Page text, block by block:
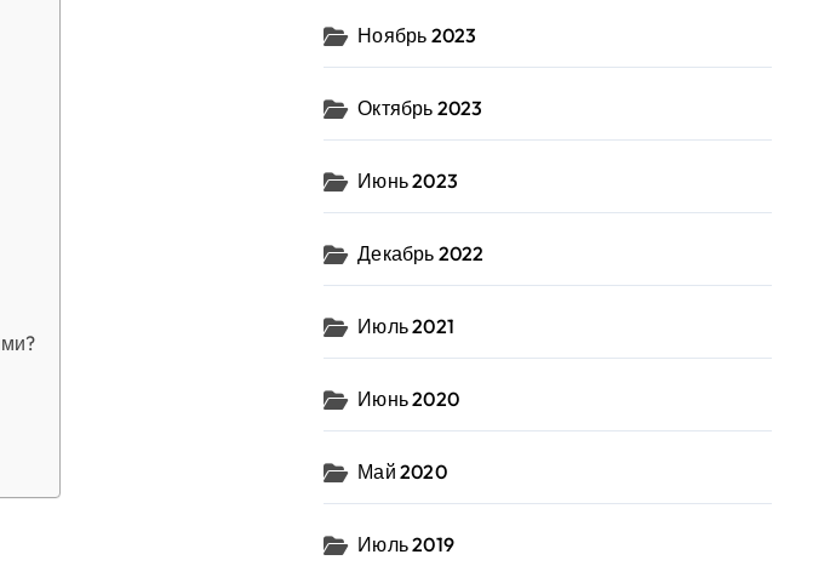
Ноябрь 2023
Октябрь 2023
Июнь 2023
Декабрь 2022
Июль 2021
Июнь 2020
Май 2020
Июль 2019